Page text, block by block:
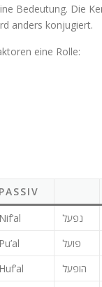
anders konjugiert.
eine Rolle:
PASSIV
Nif’al נפעל
Pu’al פועל
Huf’al הופעל